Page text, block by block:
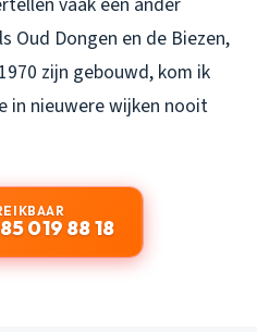
Oud Dongen en de Biezen,
zijn gebouwd, kom ik
in nieuwere wijken nooit
019 88 18